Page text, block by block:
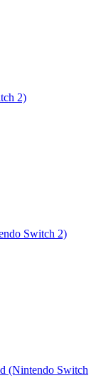
2)
Switch 2)
(Nintendo Switch